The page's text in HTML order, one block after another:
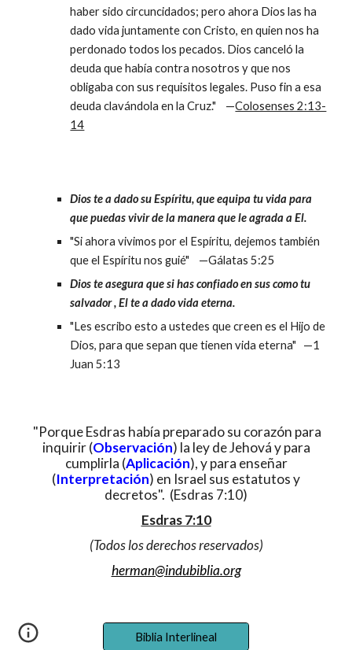
haber sido circuncidados; pero ahora Dios las ha
dado vida juntamente con Cristo, en quien nos ha
perdonado todos los pecados. Dios canceló la
deuda que había contra nosotros y que nos
obligaba con sus requisitos legales. Puso fin a esa
deuda clavándola en la Cruz." —Colosenses 2:13-
14
Dios te a dado su Espíritu, que equipa tu vida para
que puedas vivir de la manera que le agrada a El.
"Si ahora vivimos por el Espíritu, dejemos también
que el Espíritu nos guié" —Gálatas 5:25
Dios te asegura que si has confiado en sus como tu
salvador , El te a dado vida eterna.
"Les escribo esto a ustedes que creen es el Hijo de
Dios, para que sepan que tienen vida eterna" —1
Juan 5:13
"Porque Esdras había preparado su corazón para
inquirir (Observación) la ley de Jehová y para
cumplirla (Aplicación), y para enseñar
(Interpretación) en Israel sus estatutos y
decretos". (Esdras 7:10)
Esdras 7:10
(Todos los derechos reservados)
herman@indubiblia.org
Biblia Interlineal